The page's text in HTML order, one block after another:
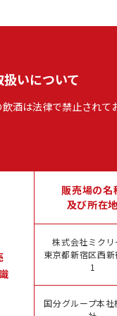
いについて
酒は法律で禁止され
販売場の名
及び所在
株式会社ミクリ
東京都新宿区西
1
国分グループ本